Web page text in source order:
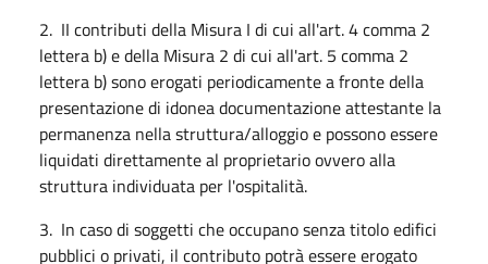
2. II contributi della Misura I di cui all'art. 4 comma 2
lettera b) e della Misura 2 di cui all'art. 5 comma 2
lettera b) sono erogati periodicamente a fronte della
presentazione di idonea documentazione attestante la
permanenza nella struttura/alloggio e possono essere
liquidati direttamente al proprietario ovvero alla
struttura individuata per l'ospitalità.
3. In caso di soggetti che occupano senza titolo edifici
pubblici o privati, il contributo potrà essere erogato